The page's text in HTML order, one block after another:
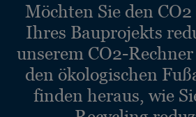
Möchten Sie den
Ihres Bauprojekts
unserem CO2-
den ökologischen
finden heraus, wie